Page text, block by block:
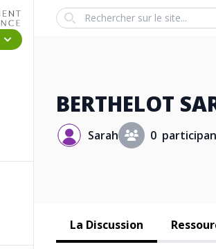
Search
BERTHELOT
Sarah 0
La Discussion